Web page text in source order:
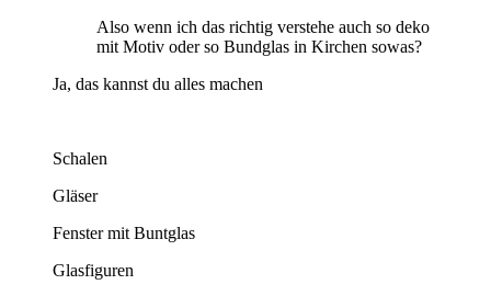
Also wenn ich das richtig verstehe auch so deko
mit Motiv oder so Bundglas in Kirchen sowas?
Ja, das kannst du alles machen
Schalen
Gläser
Fenster mit Buntglas
Glasfiguren